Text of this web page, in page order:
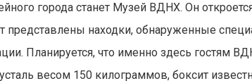
города станет Музей ВДНХ. Он
представлены находки, обнаруженные
Планируется, что именно здесь гостям
весом 150 килограммов, боксит